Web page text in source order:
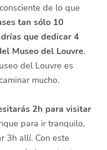
de lo que
tan sólo 10
que dedicar 4
Museo del Louvre.
del Louvre es
mucho.
2h para visitar
para ir tranquilo,
3h allí. Con este